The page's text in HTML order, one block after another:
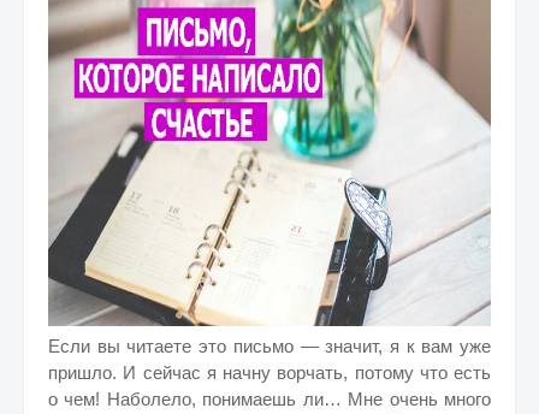
Если вы читаете это письмо — значит, я к вам уже
пришло. И сейчас я начну ворчать, потому что есть
о чем! Наболело, понимаешь ли… Мне очень много